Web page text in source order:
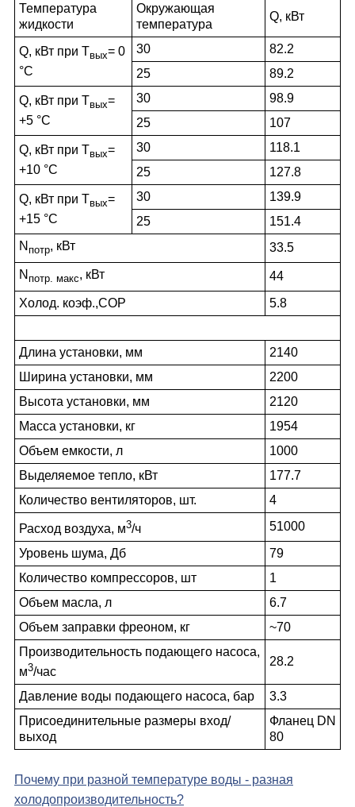
Температура
жидкости
Окружающая
температура
Q, кВт
Q, кВт при Твых= 0
°С
30
82.2
25
89.2
Q, кВт при Твых=
+5 °С
30
98.9
25
107
Q, кВт при Твых=
+10 °С
30
118.1
25
127.8
Q, кВт при Твых=
+15 °С
30
139.9
25
151.4
N потр, кВт
33.5
N потр. макс, кВт
44
Холод. коэф.,COP
5.8
Длина установки, мм
2140
Ширина установки, мм
2200
Высота установки, мм
2120
Масса установки, кг
1954
Объем емкости, л
1000
Выделяемое тепло, кВт
177.7
Количество вентиляторов, шт.
4
Расход воздуха, м3/ч
51000
Уровень шума, Дб
79
Количество компрессоров, шт
1
Объем масла, л
6.7
Объем заправки фреоном, кг
~70
Производительность подающего насоса,
м3/час
28.2
Давление воды подающего насоса, бар
3.3
Присоединительные размеры вход/
выход
Фланец DN
80
Почему при разной температуре воды - разная
холодо­производительность?